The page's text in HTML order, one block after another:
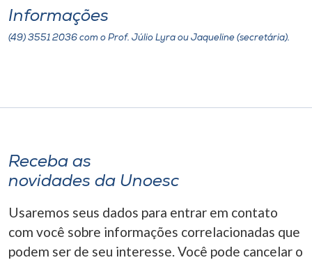
Informações
(49) 3551 2036 com o Prof. Júlio Lyra ou Jaqueline (secretária).
Receba as
novidades da Unoesc
Usaremos seus dados para entrar em contato
com você sobre informações correlacionadas que
podem ser de seu interesse. Você pode cancelar o